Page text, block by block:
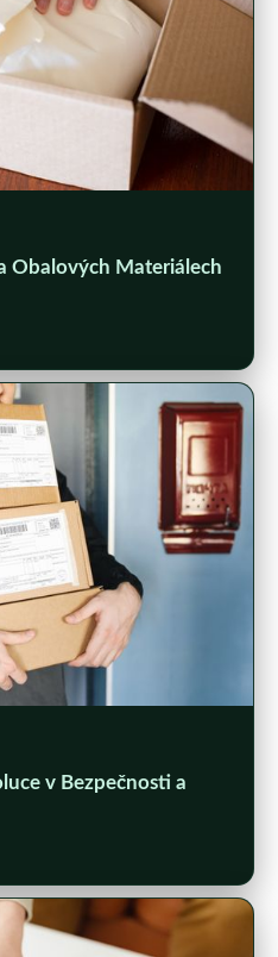
Obalových Materiálech
v Bezpečnosti a